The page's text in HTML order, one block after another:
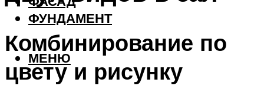
ФУНДАМЕНТ
МЕНЮ
Комбинирование по
цвету и рисунку